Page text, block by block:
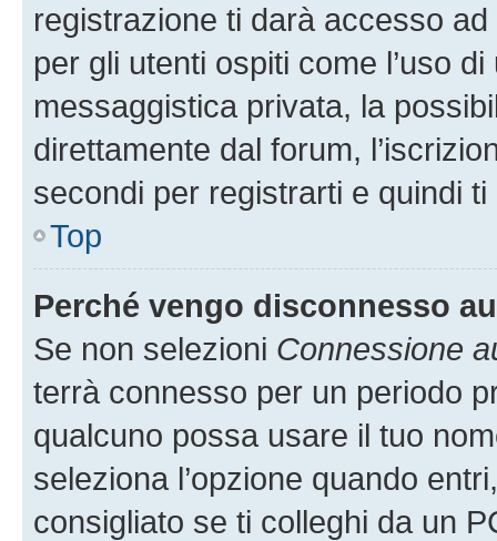
registrazione ti darà accesso
per gli utenti ospiti come l’uso
messaggistica privata, la
direttamente dal forum,
secondi per registrarti e quindi
Top
Perché vengo disconnesso
Se non selezioni Connessione
terrà connesso per un periodo
qualcuno possa usare il tuo
seleziona l’opzione quando
consigliato se ti colleghi da un